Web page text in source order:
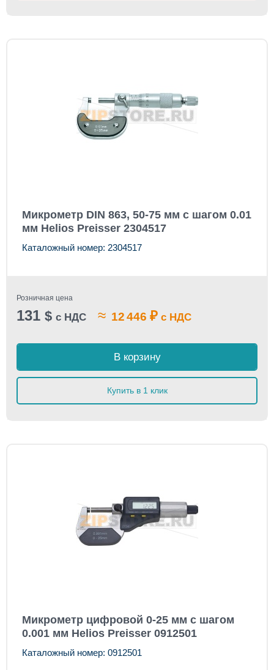
Микрометр DIN 863, 50-75 мм с шагом 0.01
мм Helios Preisser 2304517
Каталожный номер: 2304517
Розничная цена
131 $ с НДС ≈ 12 446 ₽ с НДС
В корзину
Купить в 1 клик
Микрометр цифровой 0-25 мм с шагом
0.001 мм Helios Preisser 0912501
Каталожный номер: 0912501